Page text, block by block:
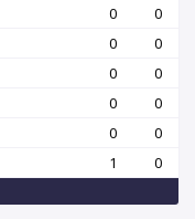
0
0
0
0
0
0
0
0
0
0
1 0